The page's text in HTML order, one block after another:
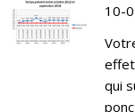
10-
qui